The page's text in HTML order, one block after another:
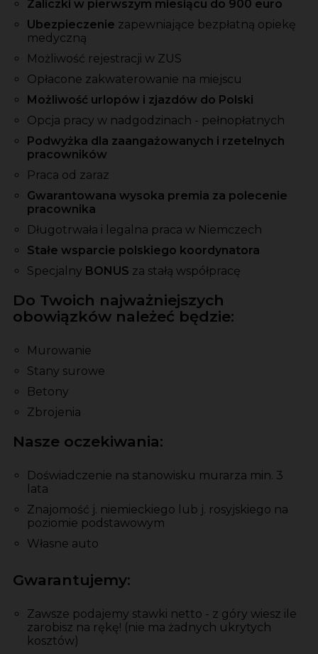
Zaliczki w pierwszym miesiącu do 900 euro
Ubezpieczenie zapewniające bezpłatną opiekę
medyczną
Możliwość rejestracji w ZUS
Opłacone zakwaterowanie na miejscu
Możliwość urlopów i zjazdów do Polski
Opcja pracy w nadgodzinach - pełnopłatnych
Podwyżka dla zaangażowanych i rzetelnych
pracowników
Praca od zaraz
Gwarantowana wysoka premia za polecenie
pracownika
Długotrwała i legalna praca w Niemczech
Stałe wsparcie polskiego koordynatora
Specjalny BONUS za stałą współpracę
Do Twoich najważniejszych
obowiązków należeć będzie:
Murowanie
Stany surowe
Betony
Zbrojenia
Nasze oczekiwania:
Doświadczenie na stanowisku murarza min. 3
lata
Znajomość j. niemieckiego lub j. rosyjskiego na
poziomie podstawowym
Własne auto
Gwarantujemy:
Zawsze podajemy stawki netto - z góry wiesz ile
zarobisz na rękę! (nie ma żadnych ukrytych
kosztów)